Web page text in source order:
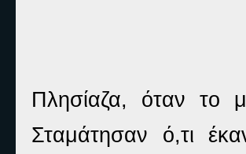
Πλησίαζα, όταν το
Σταμάτησαν ό,τι